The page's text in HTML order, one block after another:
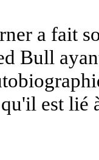
a fait
Bull
est